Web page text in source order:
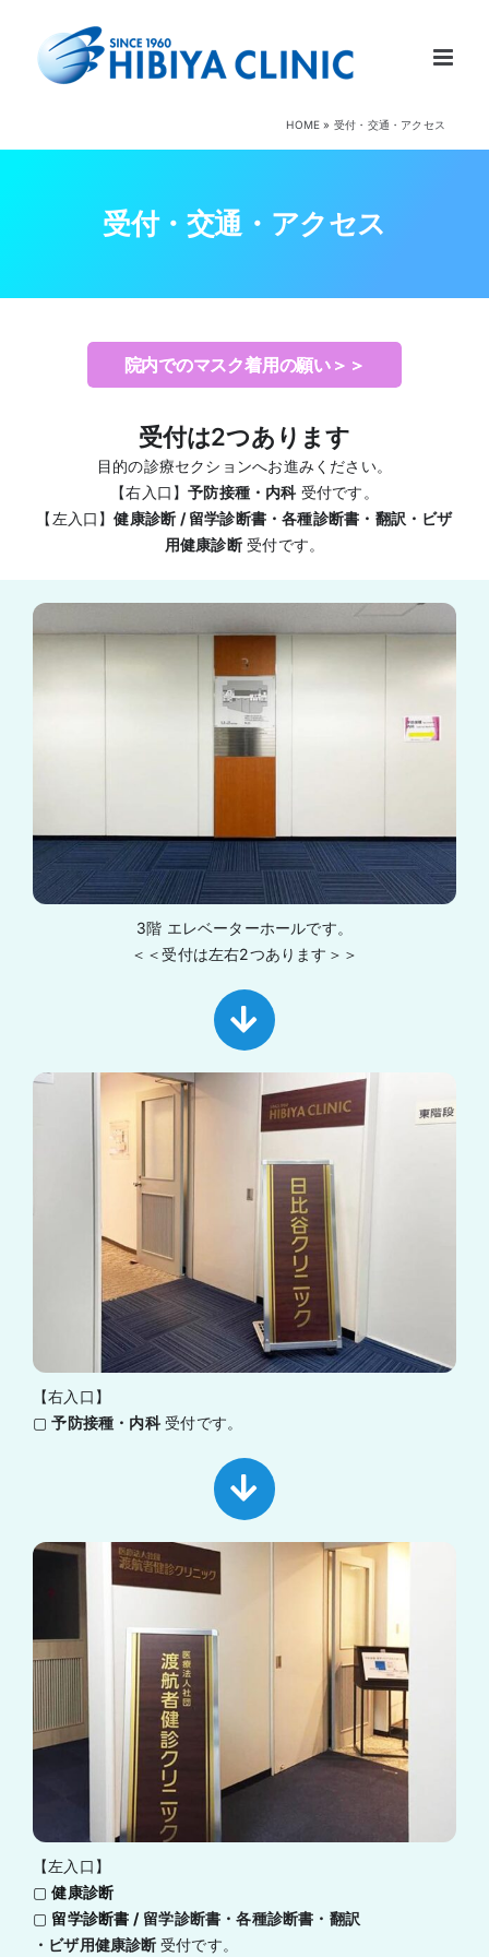
content
HOME » 受付・交通・アクセス
受付・交通・アクセス
院内でのマスク着用の願い＞＞
受付は2つあります
目的の診療セクションへお進みください。
【右入口】予防接種・内科 受付です。
【左入口】健康診断 / 留学診断書 ・各種診断書 ・翻訳・ビザ
用健康診断 受付です。
3階 エレベーターホールです。
＜＜受付は左右2つあります＞＞
【右入口】
▢予防接種・内科受付です。
【左入口】
▢健康診断
▢ 留学診断書 / 留学診断書 ・各種診断書・翻訳
・ビザ用健康診断 受付です。